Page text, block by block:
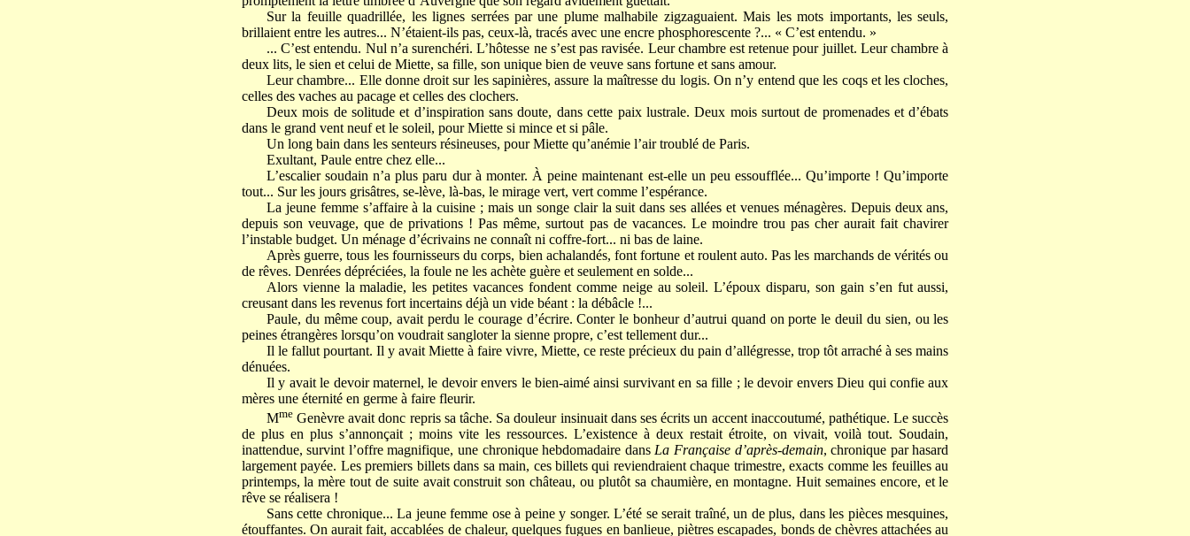
Sur la feuille quadrillée, les lignes serrées par une plume malhabile zigzaguaient. Mais les mots importants, les seuls,
brillaient entre les autres... N’étaient-ils pas, ceux-là, tracés avec une encre phosphorescente ?... « C’est entendu. »
... C’est entendu. Nul n’a surenchéri. L’hôtesse ne s’est pas ravisée. Leur chambre est retenue pour juillet. Leur chambre à
deux lits, le sien et celui de Miette, sa fille, son unique bien de veuve sans fortune et sans amour.
Leur chambre... Elle donne droit sur les sapinières, assure la maîtresse du logis. On n’y entend que les coqs et les cloches,
celles des vaches au pacage et celles des clochers.
Deux mois de solitude et d’inspiration sans doute, dans cette paix lustrale. Deux mois surtout de promenades et d’ébats
dans le grand vent neuf et le soleil, pour Miette si mince et si pâle.
Un long bain dans les senteurs résineuses, pour Miette qu’anémie l’air troublé de Paris.
Exultant, Paule entre chez elle...
L’escalier soudain n’a plus paru dur à monter. À peine maintenant est-elle un peu essoufflée... Qu’importe ! Qu’importe
tout... Sur les jours grisâtres, se-lève, là-bas, le mirage vert, vert comme l’espérance.
La jeune femme s’affaire à la cuisine ; mais un songe clair la suit dans ses allées et venues ménagères. Depuis deux ans,
depuis son veuvage, que de privations ! Pas même, surtout pas de vacances. Le moindre trou pas cher aurait fait chavirer
l’instable budget. Un ménage d’écrivains ne connaît ni coffre-fort... ni bas de laine.
Après guerre, tous les fournisseurs du corps, bien achalandés, font fortune et roulent auto. Pas les marchands de vérités ou
de rêves. Denrées dépréciées, la foule ne les achète guère et seulement en solde...
Alors vienne la maladie, les petites vacances fondent comme neige au soleil. L’époux disparu, son gain s’en fut aussi,
creusant dans les revenus fort incertains déjà un vide béant : la débâcle !...
Paule, du même coup, avait perdu le courage d’écrire. Conter le bonheur d’autrui quand on porte le deuil du sien, ou les
peines étrangères lorsqu’on voudrait sangloter la sienne propre, c’est tellement dur...
Il le fallut pourtant. Il y avait Miette à faire vivre, Miette, ce reste précieux du pain d’allégresse, trop tôt arraché à ses mains
dénuées.
Il y avait le devoir maternel, le devoir envers le bien-aimé ainsi survivant en sa fille ; le devoir envers Dieu qui confie aux
mères une éternité en germe à faire fleurir.
MmeGenèvre avait donc repris sa tâche. Sa douleur insinuait dans ses écrits un accent inaccoutumé, pathétique. Le succès
de plus en plus s’annonçait ; moins vite les ressources. L’existence à deux restait étroite, on vivait, voilà tout. Soudain,
inattendue, survint l’offre magnifique, une chronique hebdomadaire dans La Française d’après-demain, chronique par hasard
largement payée. Les premiers billets dans sa main, ces billets qui reviendraient chaque trimestre, exacts comme les feuilles au
printemps, la mère tout de suite avait construit son château, ou plutôt sa chaumière, en montagne. Huit semaines encore, et le
rêve se réalisera !
Sans cette chronique... La jeune femme ose à peine y songer. L’été se serait traîné, un de plus, dans les pièces mesquines,
étouffantes. On aurait fait, accablées de chaleur, quelques fugues en banlieue, piètres escapades, bonds de chèvres attachées au